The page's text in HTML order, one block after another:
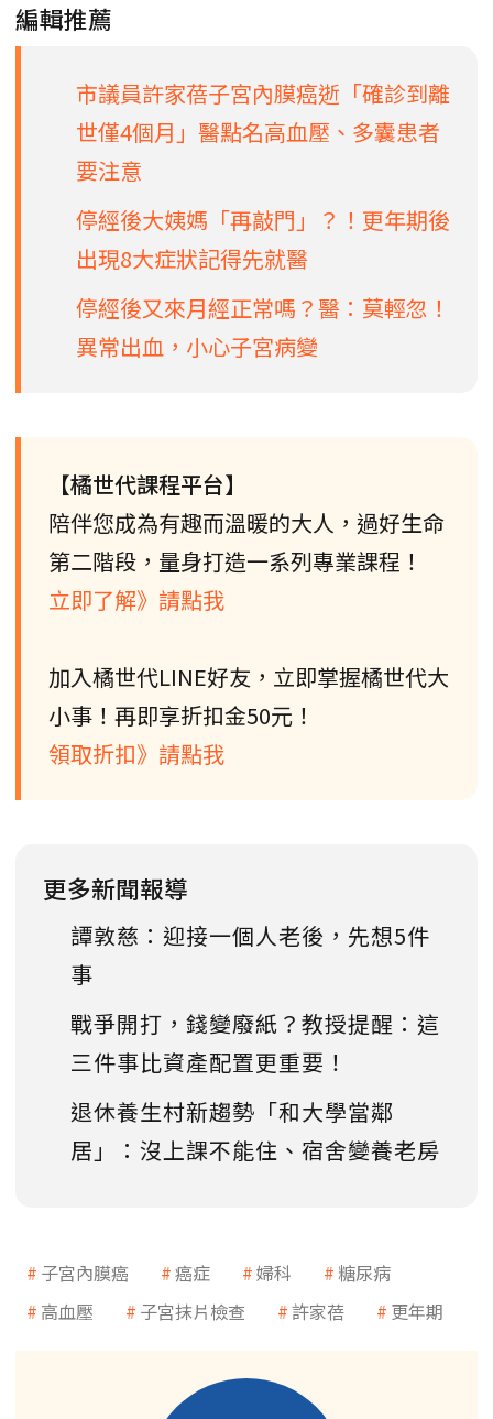
編輯推薦
市議員許家蓓子宮內膜癌逝「確診到離
世僅4個月」醫點名高血壓、多囊患者
要注意
停經後大姨媽「再敲門」？！更年期後
出現8大症狀記得先就醫
停經後又來月經正常嗎？醫：莫輕忽！
異常出血，小心子宮病變
【橘世代課程平台】
陪伴您成為有趣而溫暖的大人，過好生命
第二階段，量身打造一系列專業課程！
立即了解》請點我
加入橘世代LINE好友，立即掌握橘世代大
小事！再即享折扣金50元！
領取折扣》請點我
更多新聞報導
譚敦慈：迎接一個人老後，先想5件
事
戰爭開打，錢變廢紙？教授提醒：這
三件事比資產配置更重要！
退休養生村新趨勢「和大學當鄰
居」：沒上課不能住、宿舍變養老房
子宮內膜癌 癌症 婦科
糖尿病
高血壓
子宮抹片檢查 許家蓓 更年期